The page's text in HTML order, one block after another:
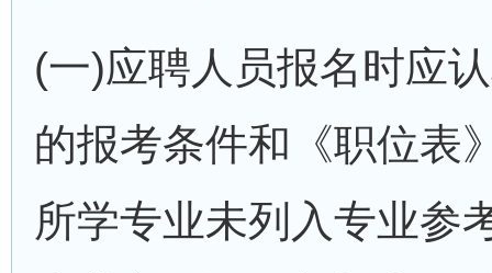
(一)应聘人员报名时应
的报考条件和《职位表
所学专业未列入专业参